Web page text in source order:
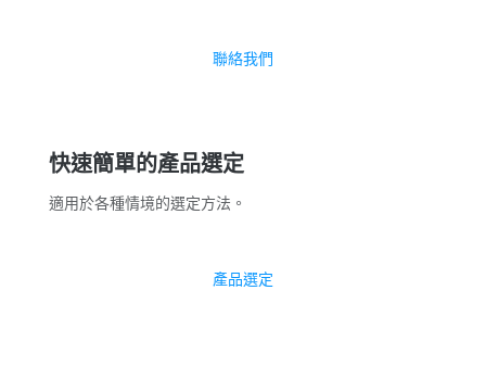
聯絡我們
快速簡單的產品選定
適用於各種情境的選定方法。
產品選定